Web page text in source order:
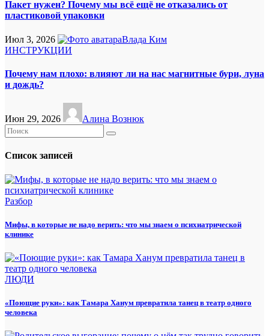
Пакет нужен? Почему мы всё ещё не отказались от
пластиковой упаковки
Июл 3, 2026
Влада Ким
ИНСТРУКЦИИ
Почему нам плохо: влияют ли на нас магнитные бури, луна
и дождь?
Июн 29, 2026 Алина Вознюк
Список записей
Разбор
Мифы, в которые не надо верить: что мы знаем о психиатрической
клинике
ЛЮДИ
«Поющие руки»: как Тамара Ханум превратила танец в театр одного
человека